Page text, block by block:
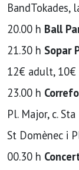
BandTokades,
20.00 h Ball
21.30 h Sopar
12€ adult,
23.00 h
Pl. Major, c.
St Domènec i
00.30 h